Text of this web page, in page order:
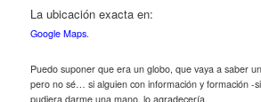
La ubicación exacta en:
Google Maps.
Puedo suponer que era un globo, que vaya a saber
pero no sé… si alguien con información y formación -
pudiera darme una mano, lo agradecería.